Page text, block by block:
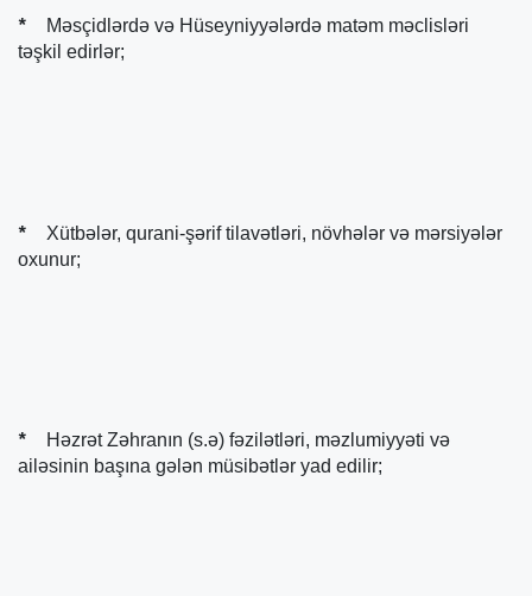
*
Məsçidlərdə və Hüseyniyyələrdə matəm məclisləri
təşkil edirlər;
*
Xütbələr, qurani-şərif tilavətləri, növhələr və mərsiyələr
oxunur;
*
Həzrət Zəhranın (s.ə) fəzilətləri, məzlumiyyəti və
ailəsinin başına gələn müsibətlər yad edilir;